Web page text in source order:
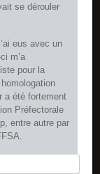
se dérouler
eus avec un
m’a
pour la
a été fortement
Préfectorale
entre autre par